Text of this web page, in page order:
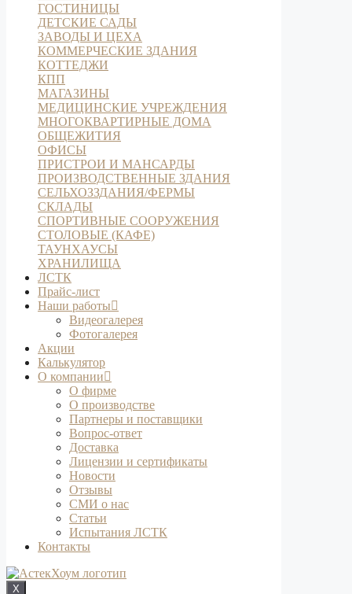
ГОСТИНИЦЫ
ДЕТСКИЕ САДЫ
ЗАВОДЫ И ЦЕХА
КОММЕРЧЕСКИЕ ЗДАНИЯ
КОТТЕДЖИ
КПП
МАГАЗИНЫ
МЕДИЦИНСКИЕ УЧРЕЖДЕНИЯ
МНОГОКВАРТИРНЫЕ ДОМА
ОБЩЕЖИТИЯ
ОФИСЫ
ПРИСТРОИ И МАНСАРДЫ
ПРОИЗВОДСТВЕННЫЕ ЗДАНИЯ
СЕЛЬХОЗЗДАНИЯ/ФЕРМЫ
СКЛАДЫ
СПОРТИВНЫЕ СООРУЖЕНИЯ
СТОЛОВЫЕ (КАФЕ)
ТАУНХАУСЫ
ХРАНИЛИЩА
ЛСТК
Прайс-лист
Наши работы
Видеогалерея
Фотогалерея
Акции
Калькулятор
О компании
О фирме
О производстве
Партнеры и поставщики
Вопрос-ответ
Доставка
Лицензии и сертификаты
Новости
Отзывы
СМИ о нас
Статьи
Испытания ЛСТК
Контакты
X